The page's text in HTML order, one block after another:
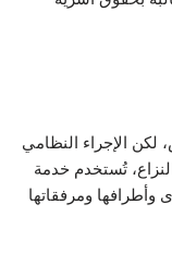
لكن الإجراء النظامي
تُستخدم خدمة
وأطرافها ومرفقاتها